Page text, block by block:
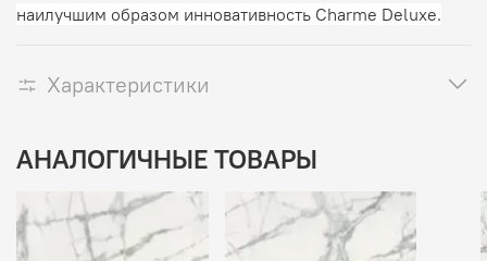
наилучшим образом инновативность Charme Deluxe.
Характеристики
АНАЛОГИЧНЫЕ ТОВАРЫ